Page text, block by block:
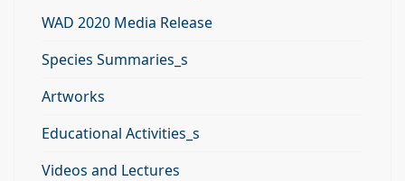
WAD 2020 Media Release
Species Summaries_s
Artworks
Educational Activities_s
Videos and Lectures